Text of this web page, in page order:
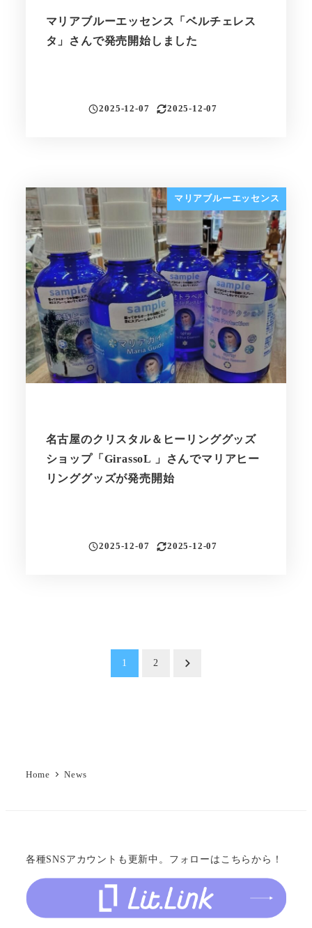
マリアブルーエッセンス「ベルチェレス
タ」さんで発売開始しました
投稿日
2025-12-07
更新日
2025-12-07
マリアブルーエッセンス
名古屋のクリスタル＆ヒーリンググッズ
ショップ「GirassoL 」さんでマリアヒー
リンググッズが発売開始
投稿日
2025-12-07
更新日
2025-12-07
ー
り
1 2
Home News
各種SNSアカウントも更新中。フォローはこちらから！